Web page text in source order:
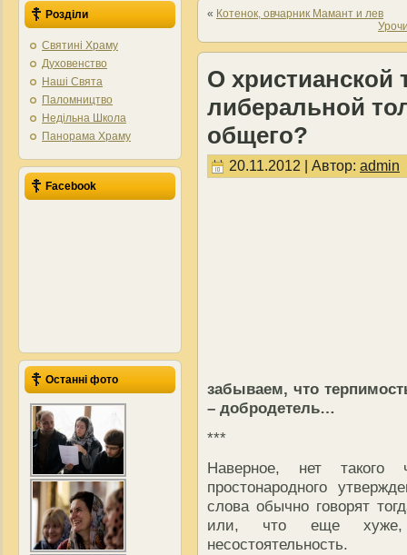
Розділи
Святині Храму
Духовенство
Наші Свята
Паломництво
Недільна Школа
Панорама Храму
Facebook
Останні фото
« Котенок, овчарник Мамант и лев
О христианской
либеральной
общего?
20.11.2012 | Автор: admin
забываем, что
– добродетель…
***
Наверное, нет
простонародного
слова обычно говорят
или, что еще хуже,
несостоятельность.